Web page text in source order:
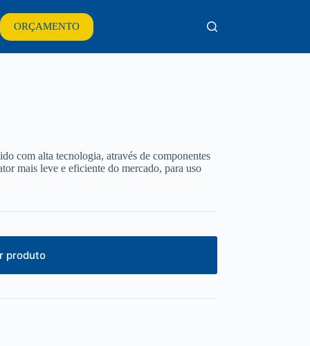
ORÇAMENTO
com alta tecnologia, através de componentes
mais leve e eficiente do mercado, para uso
produto